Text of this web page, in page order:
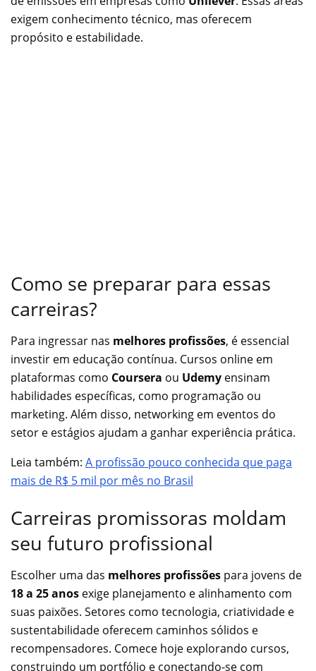
exigem conhecimento técnico, mas oferecem
propósito e estabilidade.
Como se preparar para essas
carreiras?
Para ingressar nas melhores profissões, é essencial
investir em educação contínua. Cursos online em
plataformas como Coursera ou Udemy ensinam
habilidades específicas, como programação ou
marketing. Além disso, networking em eventos do
setor e estágios ajudam a ganhar experiência prática.
Leia também: A profissão pouco conhecida que paga
mais de R$ 5 mil por mês no Brasil
Carreiras promissoras moldam
seu futuro profissional
Escolher uma das melhores profissões para jovens de
18 a 25 anos exige planejamento e alinhamento com
suas paixões. Setores como tecnologia, criatividade e
sustentabilidade oferecem caminhos sólidos e
recompensadores. Comece hoje explorando cursos,
construindo um portfólio e conectando-se com